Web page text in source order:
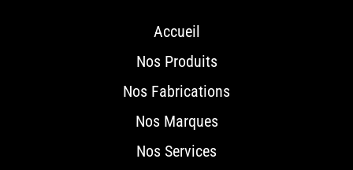
Accueil
Nos Produits
Nos Fabrications
Nos Marques
Nos Services